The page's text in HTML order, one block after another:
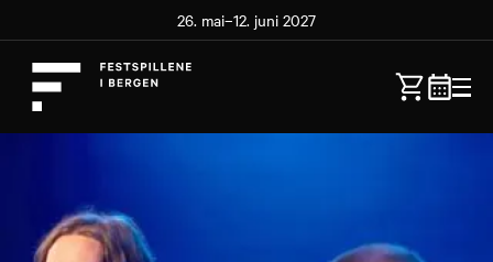
26. mai–12. juni 2027